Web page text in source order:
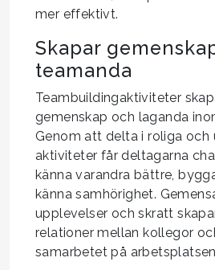
mer effektivt.
Skapar
teamanda
Teambuildingaktiviteter
gemenskap och laganda
Genom att delta i roliga och
aktiviteter får deltagarna
känna varandra bättre,
känna samhörighet.
upplevelser och skratt
relationer mellan kollegor
samarbetet på